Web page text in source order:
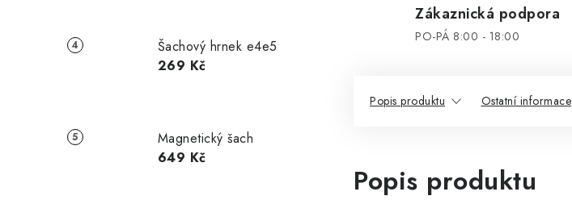
Šachový hrnek e4e5
269 Kč
Magnetický šach
649 Kč
Zákaznická podpora
PO-PÁ 8:00 - 18:00
Popis produktu Ostatní informace
Popis produktu